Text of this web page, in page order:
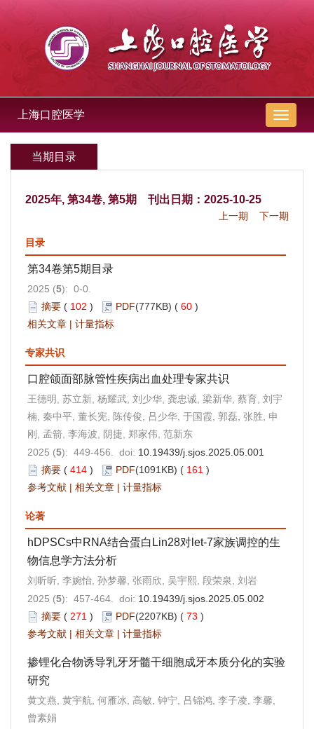
导
航
上海口腔医学
当期目录
2025年, 第34卷, 第5期 刊出日期：2025-10-25
上一期 下一期
目录
第34卷第5期目录
2025 (5): 0-0.
摘要 ( 102 ) PDF(777KB) ( 60 )
相关文章 | 计量指标
专家共识
口腔颌面部脉管性疾病出血处理专家共识
王德明, 苏立新, 杨耀武, 刘少华, 龚忠诚, 梁新华, 蔡育, 刘宇
楠, 秦中平, 董长宪, 陈传俊, 吕少华, 于国霞, 郭磊, 张胜, 申
刚, 孟箭, 李海波, 阴捷, 郑家伟, 范新东
2025 (5): 449-456. doi: 10.19439/j.sjos.2025.05.001
摘要 ( 414 ) PDF(1091KB) ( 161 )
参考文献 | 相关文章 | 计量指标
论著
hDPSCs中RNA结合蛋白Lin28对let-7家族调控的生
物信息学方法分析
刘昕昕, 李婉怡, 孙梦馨, 张雨欣, 吴宇熙, 段荣泉, 刘岩
2025 (5): 457-464. doi: 10.19439/j.sjos.2025.05.002
摘要 ( 271 ) PDF(2207KB) ( 73 )
参考文献 | 相关文章 | 计量指标
掺锂化合物诱导乳牙牙髓干细胞成牙本质分化的实验
研究
黄文燕, 黄宇航, 何雁冰, 高敏, 钟宁, 吕锦鸿, 李子凌, 李馨,
曾素娟